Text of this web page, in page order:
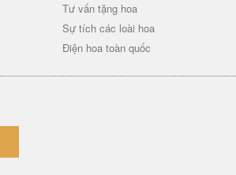
Tư vấn tặng hoa
Sự tích các loài hoa
Điện hoa toàn quốc